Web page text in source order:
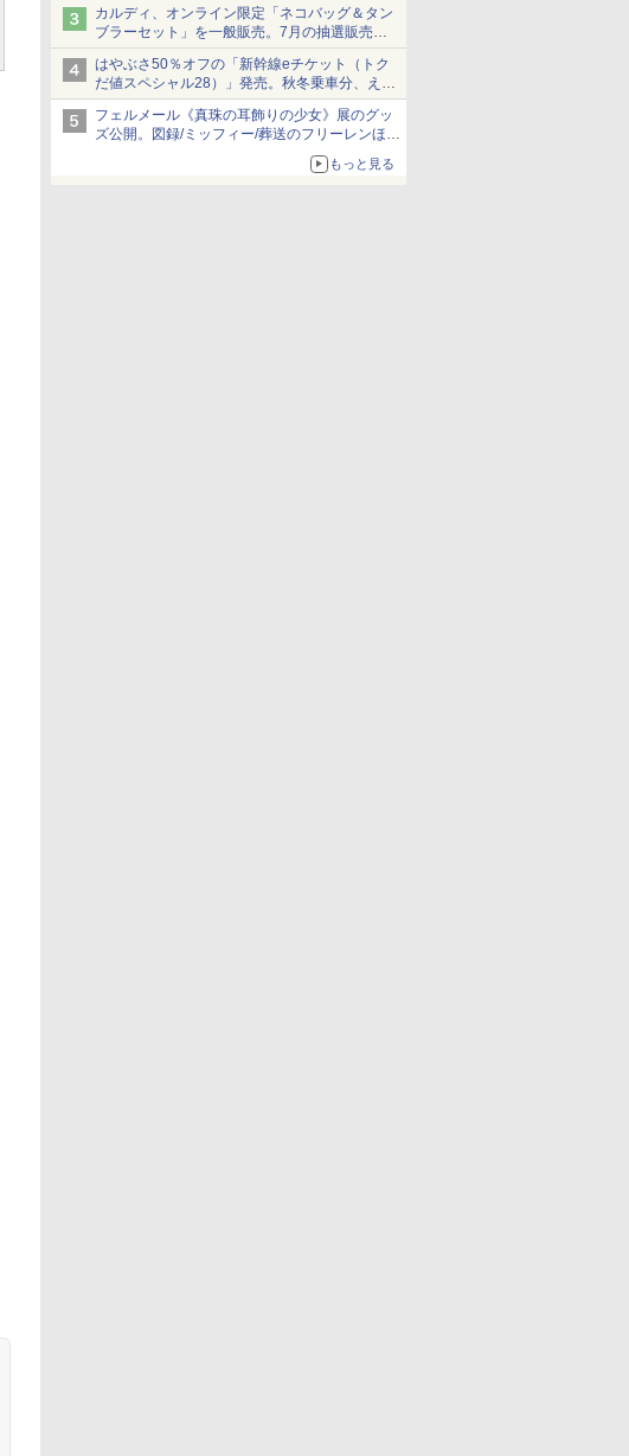
カルディ、オンライン限定「ネコバッグ＆タン
ブラーセット」を一般販売。7月の抽選販売の
当選無効分
はやぶさ50％オフの「新幹線eチケット（トク
だ値スペシャル28）」発売。秋冬乗車分、えき
ねっと限定
フェルメール《真珠の耳飾りの少女》展のグッ
ズ公開。図録/ミッフィー/葬送のフリーレンほ
もっと見る